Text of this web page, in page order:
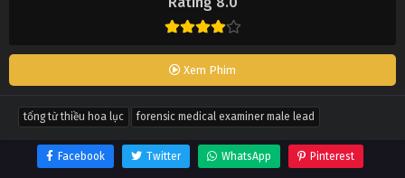
Xem Phim
tống từ thiều hoa lục forensic medical examiner male lead
Facebook Twitter WhatsApp Pinterest